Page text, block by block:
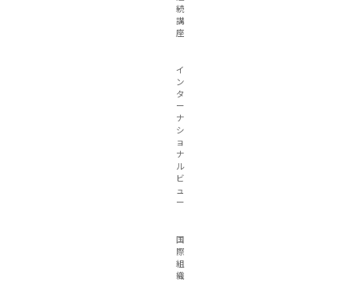
続
講
座
イ
ン
タ
ー
ナ
シ
ョ
ナ
ル
ビ
ュ
ー
国
際
組
織